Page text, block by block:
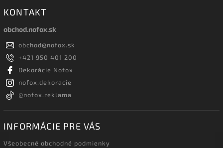
KONTAKT
obchod.nofox.sk
obchod@nofox.sk
+421 950 401 200
Dekorácie Nofox
nofox.dekoracie
@nofox.reklama
INFORMÁCIE PRE VÁS
Všeobecné obchodné podmienky